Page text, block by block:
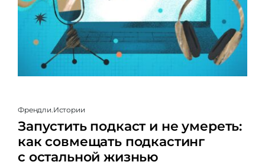
Френдли.Истории
Запустить подкаст и не умереть:
как совмещать подкастинг
с остальной жизнью